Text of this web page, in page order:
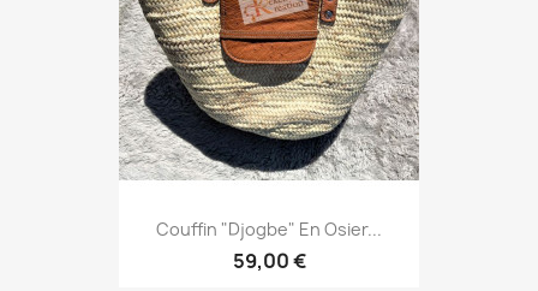
Couffin "Djogbe" En Osier...
59,00 €